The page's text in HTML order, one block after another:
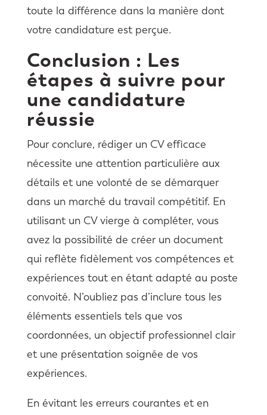
toute la différence dans la manière dont
votre candidature est perçue.
Conclusion : Les
étapes à suivre pour
une candidature
réussie
Pour conclure, rédiger un CV efficace
nécessite une attention particulière aux
détails et une volonté de se démarquer
dans un marché du travail compétitif. En
utilisant un CV vierge à compléter, vous
avez la possibilité de créer un document
qui reflète fidèlement vos compétences et
expériences tout en étant adapté au poste
convoité. N’oubliez pas d’inclure tous les
éléments essentiels tels que vos
coordonnées, un objectif professionnel clair
et une présentation soignée de vos
expériences.
En évitant les erreurs courantes et en